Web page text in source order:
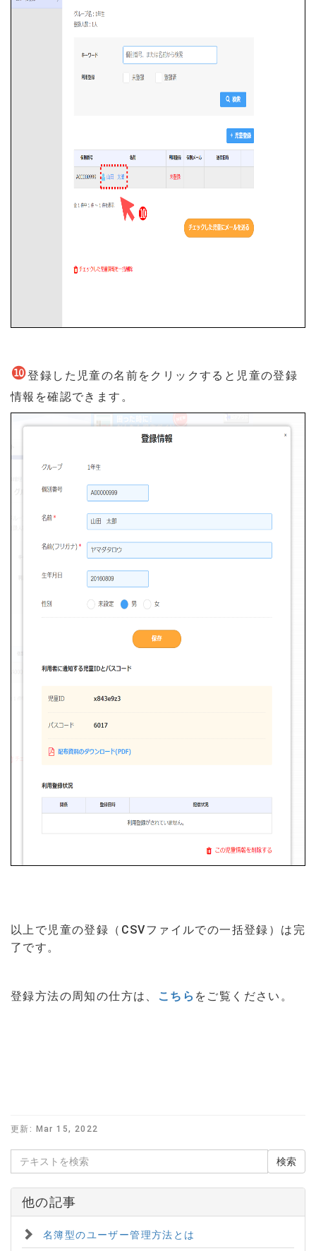
❿登録した児童の名前をクリックすると児童の登録
情報を確認できます。
以上で児童の登録（CSVファイルでの一括登録） は完
了です。
登録方法の周知の仕方は、 こちら をご覧ください。
更新: Mar 15, 2022
他の記事
名簿型のユーザー管理方法とは